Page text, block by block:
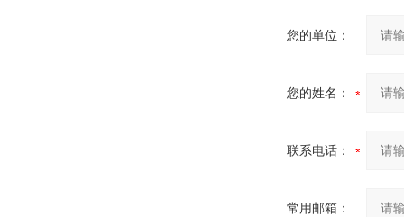
您的单位：
您的姓名：
联系电话：
常用邮箱：